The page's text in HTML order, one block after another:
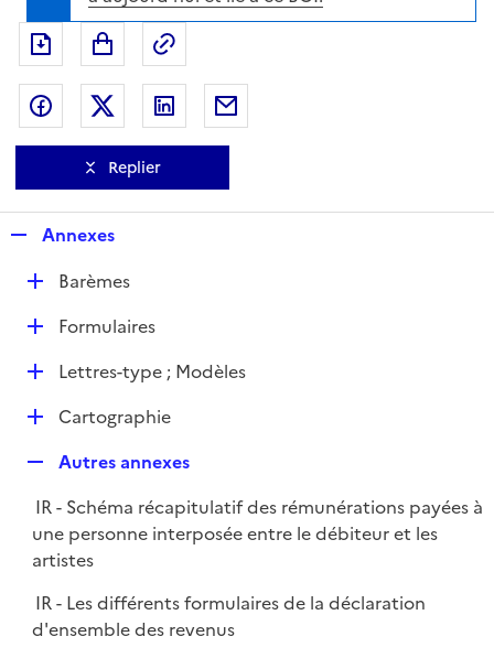
Exporter le document au format pdf
Partager sur Facebook
Partager sur Twitter
Partager sur LinkedIn
Replier
p
l
i
e
Annexes
DBarèmes
DFormulaires
D
e
r
Lettres-type ; Modèles
D
p
l
i
e
r
Cartographie
p
l
i
e
Autres annexes
IR - Schéma récapitulatif des rémunérations payées à
une personne interposée entre le débiteur et les
artistes
IR - Les différents formulaires de la déclaration
d'ensemble des revenus